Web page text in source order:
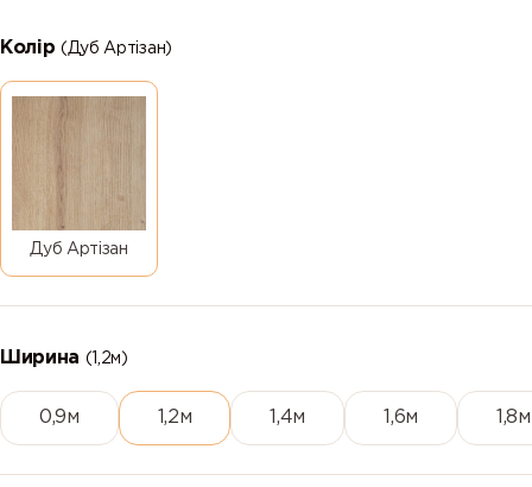
Колір(Дуб Артізан)
Дуб Артізан
Ширина (1,2м)
0,9м 1,2м 1,4м 1,6м 1,8м